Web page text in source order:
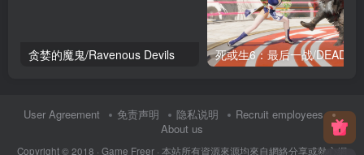
贪婪的魔鬼/Ravenous Devils
User Agreement 免责声明 隐私说明
Recruit employees
About us
Copyright © 2018 · Game Freer · 本站所有資源來源均來自網絡分享或熱心網